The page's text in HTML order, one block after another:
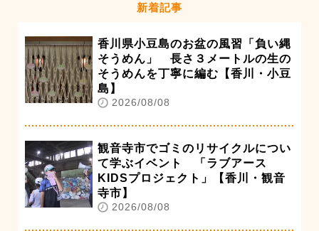
新着記事
香川県小豆島のお盆の風習「負い縄
そうめん」 長さ３メートルの生の
そうめんを丁寧に編む【香川・小豆
島】
2026/08/08
観音寺市でゴミのリサイクルについ
て学ぶイベント 「ラブアース
KIDSプロジェクト」【香川・観音
寺市】
2026/08/08